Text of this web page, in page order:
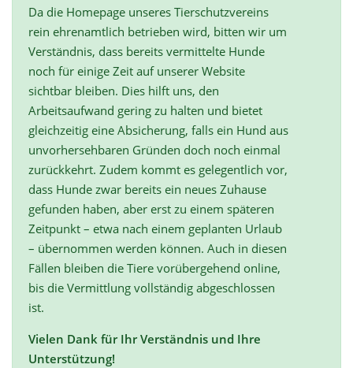
Da die Homepage unseres Tierschutzvereins
rein ehrenamtlich betrieben wird, bitten wir um
Verständnis, dass bereits vermittelte Hunde
noch für einige Zeit auf unserer Website
sichtbar bleiben. Dies hilft uns, den
Arbeitsaufwand gering zu halten und bietet
gleichzeitig eine Absicherung, falls ein Hund aus
unvorhersehbaren Gründen doch noch einmal
zurückkehrt. Zudem kommt es gelegentlich vor,
dass Hunde zwar bereits ein neues Zuhause
gefunden haben, aber erst zu einem späteren
Zeitpunkt – etwa nach einem geplanten Urlaub
– übernommen werden können. Auch in diesen
Fällen bleiben die Tiere vorübergehend online,
bis die Vermittlung vollständig abgeschlossen
ist.
Vielen Dank für Ihr Verständnis und Ihre
Unterstützung!